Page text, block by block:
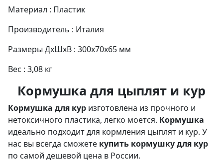
Материал : Пластик
Производитель : Италия
Размеры ДхШхВ : 300x70x65 мм
Вес : 3,08 кг
Кормушка для цыплят и кур
Кормушка для кур изготовлена из прочного и
нетоксичного пластика, легко моется. Кормушка
идеально подходит для кормления цыплят и кур. У
нас вы всегда сможете купить кормушку для кур
по самой дешевой цена в России.